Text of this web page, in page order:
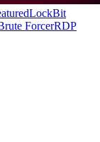
LockBit
ForcerRDP